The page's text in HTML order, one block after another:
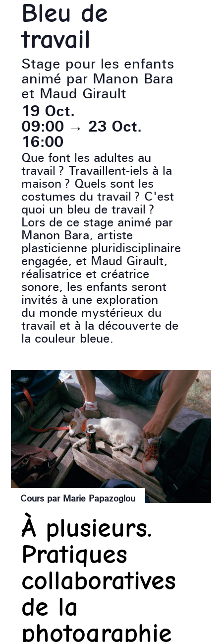
Bleu de
travail
Stage pour les enfants
animé par Manon Bara
et Maud Girault
19 Oct.
09:00 → 23 Oct.
16:00
Que font les adultes au
travail ? Travaillent-iels à la
maison ? Quels sont les
costumes du travail ? C'est
quoi un bleu de travail ?
Lors de ce stage animé par
Manon Bara, artiste
plasticienne pluridisciplinaire
engagée, et Maud Girault,
réalisatrice et créatrice
sonore, les enfants seront
invités à une exploration
du monde mystérieux du
travail et à la découverte de
la couleur bleue.
Cours par Marie Papazoglou
À plusieurs.
Pratiques
collaboratives
de la
photographie